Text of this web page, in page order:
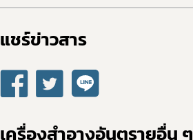
แชร์ข่าวสาร​
เครื่องสำอางอันตรายอื่น ๆ